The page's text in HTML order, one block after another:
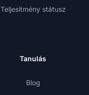
Teljesítmény státusz
Tanulás
Blog